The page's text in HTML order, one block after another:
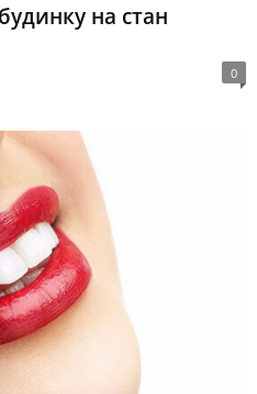
на стан
0